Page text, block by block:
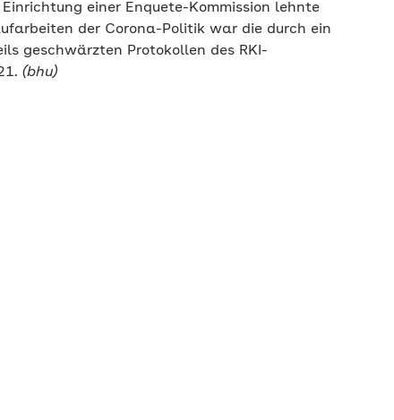
einer Enquete-Kommission lehnte
der Corona-Politik war die durch ein
geschwärzten Protokollen des RKI-
(bhu)